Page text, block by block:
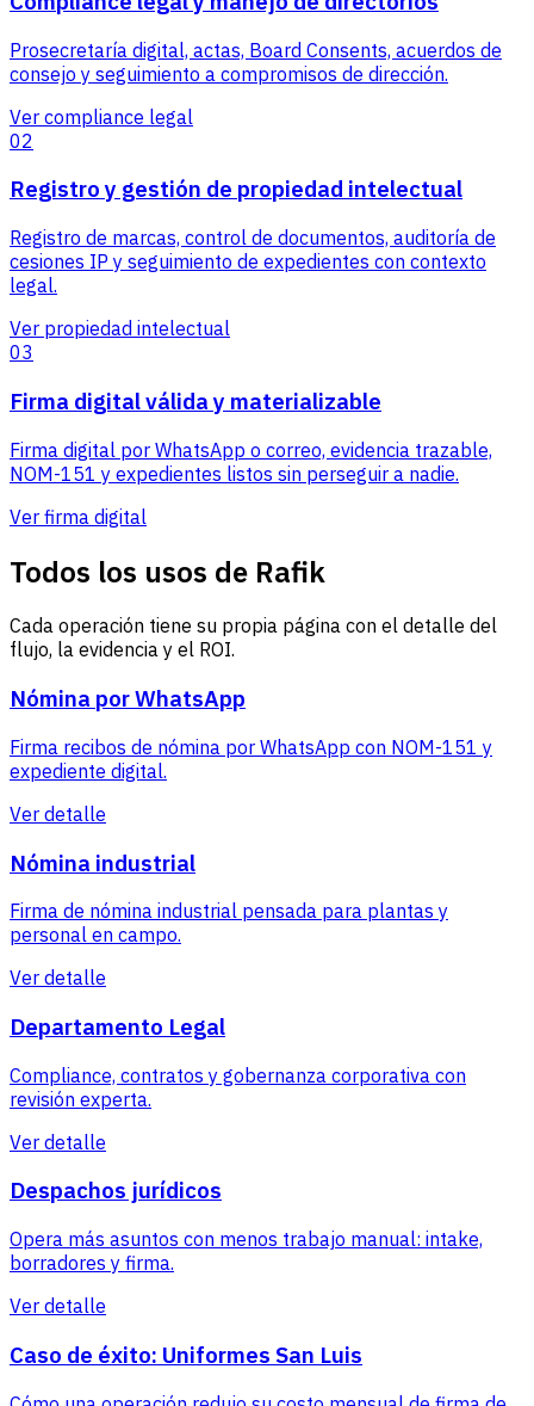
Prosecretaría digital, actas, Board Consents, acuerdos de
consejo y seguimiento a compromisos de dirección.
Ver compliance legal
02
Registro y gestión de propiedad intelectual
Registro de marcas, control de documentos, auditoría de
cesiones IP y seguimiento de expedientes con contexto
legal.
Ver propiedad intelectual
03
Firma digital válida y materializable
Firma digital por WhatsApp o correo, evidencia trazable,
NOM-151 y expedientes listos sin perseguir a nadie.
Ver firma digital
Todos los usos de Rafik
Cada operación tiene su propia página con el detalle del
flujo, la evidencia y el ROI.
Nómina por WhatsApp
Firma recibos de nómina por WhatsApp con NOM-151 y
expediente digital.
Ver detalle
Nómina industrial
Firma de nómina industrial pensada para plantas y
personal en campo.
Ver detalle
Departamento Legal
Compliance, contratos y gobernanza corporativa con
revisión experta.
Ver detalle
Despachos jurídicos
Opera más asuntos con menos trabajo manual: intake,
borradores y firma.
Ver detalle
Caso de éxito: Uniformes San Luis